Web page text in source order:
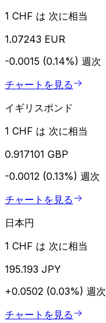
1 CHF は 次に相当
1.07243 EUR
-0.0015 (0.14%) 週次
チャートを見る
イギリスポンド
1 CHF は 次に相当
0.917101 GBP
-0.0012 (0.13%) 週次
チャートを見る
日本円
1 CHF は 次に相当
195.193 JPY
+0.0502 (0.03%) 週次
チャートを見る